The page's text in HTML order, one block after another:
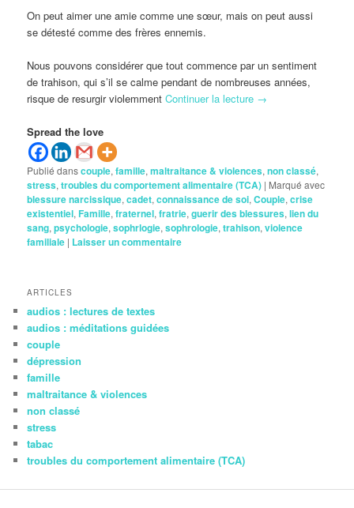
On peut aimer une amie comme une sœur, mais on peut aussi
se détesté comme des frères ennemis.
Nous pouvons considérer que tout commence par un sentiment
de trahison, qui s’il se calme pendant de nombreuses années,
risque de resurgir violemmentContinuer la lecture →
Spread the love
Publié danscouple,famille,maltraitance & violences,non classé,
stress,troubles du comportement alimentaire (TCA) | Marqué avec
blessure narcissique,cadet,connaissance de soi,Couple,crise
existentiel,Famille,fraternel,fratrie,guerir des blessures,lien du
sang,psychologie,sophrlogie,sophrologie,trahison,violence
familiale | Laisser un commentaire
ARTICLES
audios : lectures de textes
audios : méditations guidées
couple
dépression
famille
maltraitance & violences
non classé
stress
tabac
troubles du comportement alimentaire (TCA)